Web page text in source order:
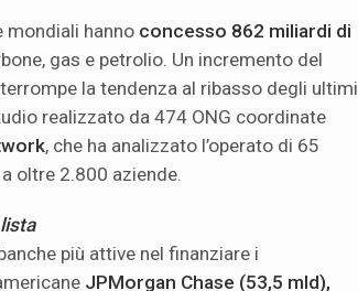
mondiali hanno concesso 862 miliardi di
gas e petrolio. Un incremento del
la tendenza al ribasso degli ultimi
realizzato da 474 ONG coordinate
, che ha analizzato l’operato di 65
oltre 2.800 aziende.
più attive nel finanziare i
JPMorgan Chase (53,5 mld),